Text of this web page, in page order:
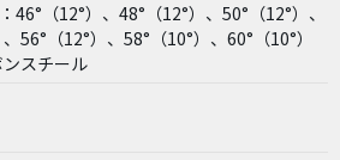
（12°）、48°（12°）、50°（12°）、
56°（12°）、58°（10°）、60°（10°）
スチール